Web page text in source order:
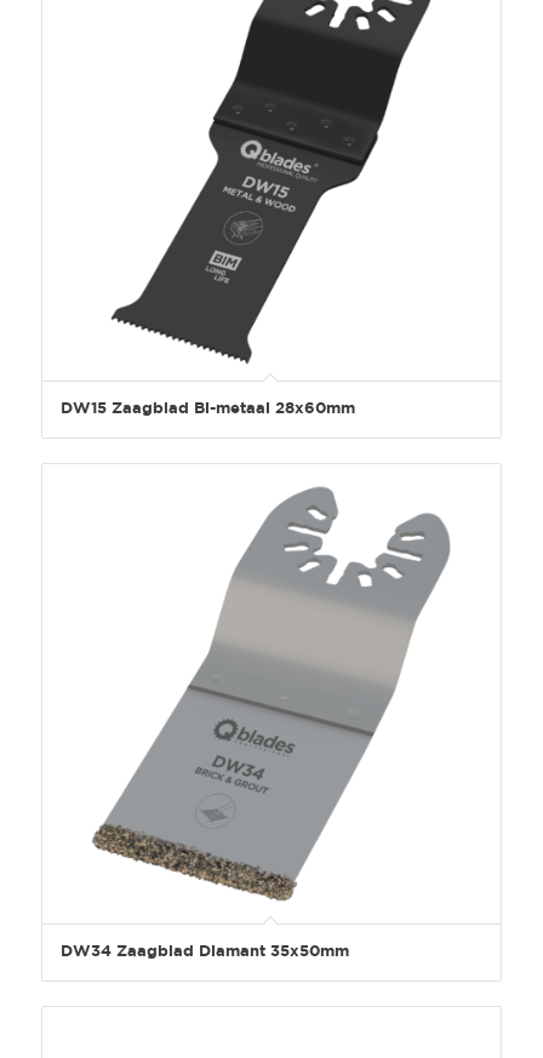
DW15 Zaagblad Bi-metaal 28x60mm
DW34 Zaagblad Diamant 35x50mm